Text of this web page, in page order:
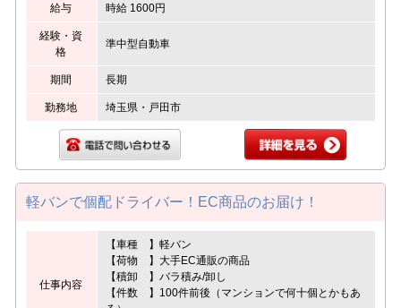
給与 時給 1600円
経験・資
格
準中型自動車
期間 長期
勤務地 埼玉県・戸田市
軽バンで個配ドライバー！EC商品のお届け！
仕事内容
【車種 】軽バン
【荷物 】大手EC通販の商品
【積卸 】バラ積み/卸し
【件数 】100件前後（マンションで何十個とかもあ